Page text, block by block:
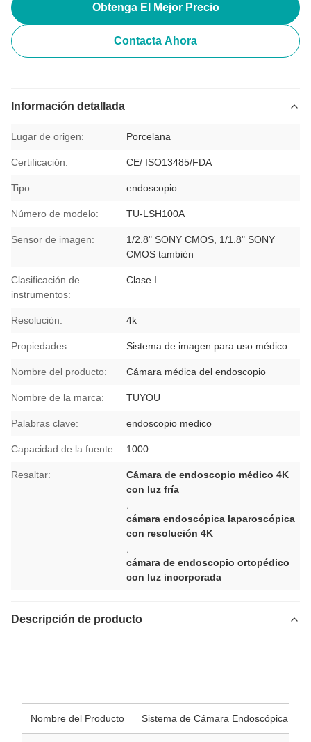
Obtenga El Mejor Precio
Contacta Ahora
Información detallada
Lugar de origen: Porcelana
Certificación: CE/ ISO13485/FDA
Tipo: endoscopio
Número de modelo: TU-LSH100A
Sensor de imagen:
1/2.8" SONY CMOS, 1/1.8" SONY
CMOS también
Clasificación de
instrumentos:
Clase I
Resolución: 4k
Propiedades: Sistema de imagen para uso médico
Nombre del producto: Cámara médica del endoscopio
Nombre de la marca: TUYOU
Palabras clave: endoscopio medico
Capacidad de la fuente: 1000
Resaltar:
Cámara de endoscopio médico 4K
con luz fría
cámara endoscópica laparoscópica
con resolución 4K
cámara de endoscopio ortopédico
con luz incorporada
Descripción de producto
Nombre del Producto Sistema de Cámara Endoscópica